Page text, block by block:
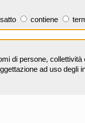
contiene
di persone,
ad uso degli